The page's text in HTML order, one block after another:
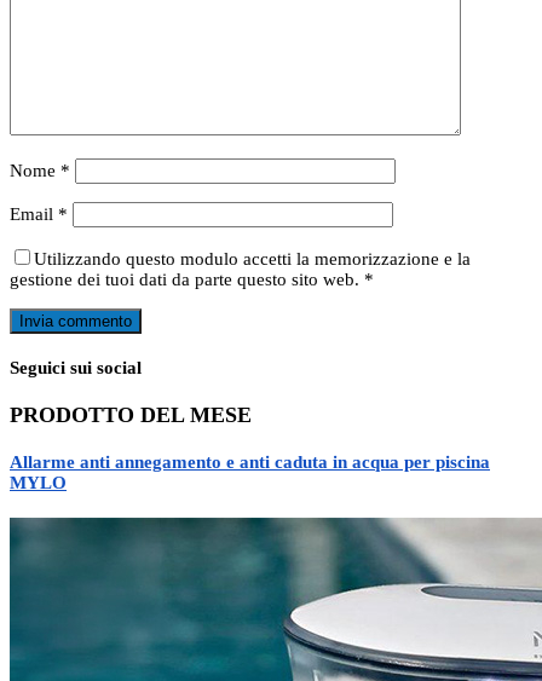
Nome *
Email *
Utilizzando questo modulo accetti la memorizzazione e la
gestione dei tuoi dati da parte questo sito web. *
Seguici sui social
PRODOTTO DEL MESE
Allarme anti annegamento e anti caduta in acqua per piscina
MYLO